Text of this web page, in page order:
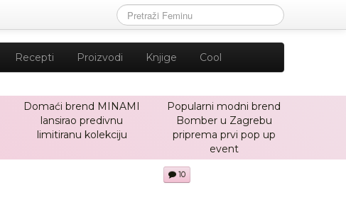
Recepti Proizvodi Knjige Cool
Domaći brend MINAMI
lansirao predivnu
limitiranu kolekciju
Popularni modni brend
Bomber u Zagrebu
priprema prvi pop up
event
10